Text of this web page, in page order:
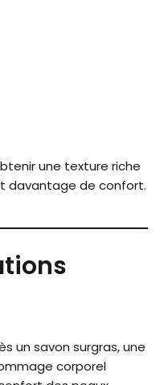
une texture riche
davantage de confort.
un savon surgras, une
corporel